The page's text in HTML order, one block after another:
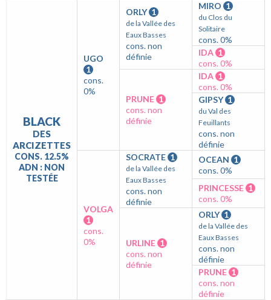
BLACK
DES
ARCIZETTES
CONS. 12.5%
ADN : NON
TESTÉE
UGO
1
cons.
0%
ORLY 1
de la Vallée des
Eaux Basses
cons. non
définie
MIRO 1
du Clos du
Solitaire
cons. 0%
IDA 1
cons. 0%
PRUNE 1
cons. non
définie
IDA 1
cons. 0%
GIPSY 1
du Val des
Feuillants
cons. non
définie
VOLGA
1
cons.
0%
SOCRATE 1
de la Vallée des
Eaux Basses
cons. non
définie
OCEAN 1
cons. 0%
PRINCESSE 1
cons. 0%
URLINE 1
cons. non
définie
ORLY 1
de la Vallée des
Eaux Basses
cons. non
définie
PRUNE 1
cons. non
définie